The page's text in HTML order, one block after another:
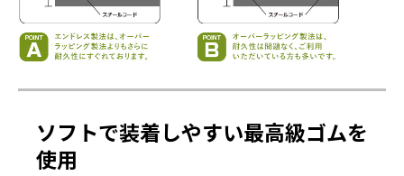
ソフトで装着しやすい最高級ゴムを
使用